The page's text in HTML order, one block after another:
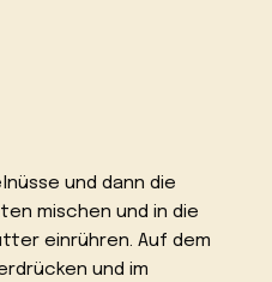
und dann die
mischen und in die
einrühren. Auf dem
und im